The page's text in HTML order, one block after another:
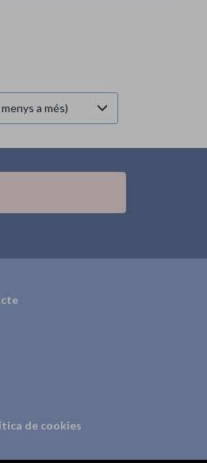
a més)
de cookies